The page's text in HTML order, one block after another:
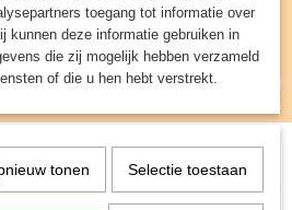
UW WINKELWAGEN
(0)
> Dobbelbak Kraken Rood
toegang tot informatie over
kunnen deze informatie gebruiken in
die zij mogelijk hebben verzameld
of die u hen hebt verstrekt.
tonen Selectie toestaan